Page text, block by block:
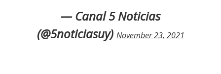
— Canal 5 Noticias
(@5noticiasuy) November 23, 2021